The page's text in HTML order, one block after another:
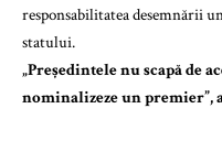
responsabilitatea desemnării
statului.
„Președintele nu scapă de
nominalizeze un premier”,